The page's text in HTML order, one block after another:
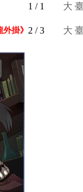
1 / 1 大
外掛》 2 / 3 大